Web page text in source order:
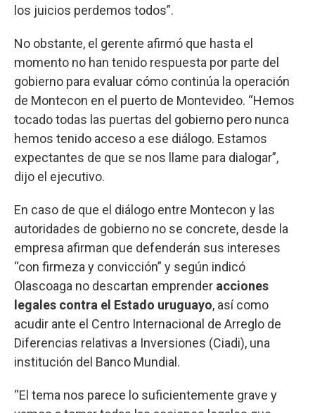
los juicios perdemos todos”.
No obstante, el gerente afirmó que hasta el
momento no han tenido respuesta por parte del
gobierno para evaluar cómo continúa la operación
de Montecon en el puerto de Montevideo. “Hemos
tocado todas las puertas del gobierno pero nunca
hemos tenido acceso a ese diálogo. Estamos
expectantes de que se nos llame para dialogar”,
dijo el ejecutivo.
En caso de que el diálogo entre Montecon y las
autoridades de gobierno no se concrete, desde la
empresa afirman que defenderán sus intereses
“con firmeza y convicción” y según indicó
Olascoaga no descartan emprender acciones
legales contra el Estado uruguayo, así como
acudir ante el Centro Internacional de Arreglo de
Diferencias relativas a Inversiones (Ciadi), una
institución del Banco Mundial.
“El tema nos parece lo suficientemente grave y